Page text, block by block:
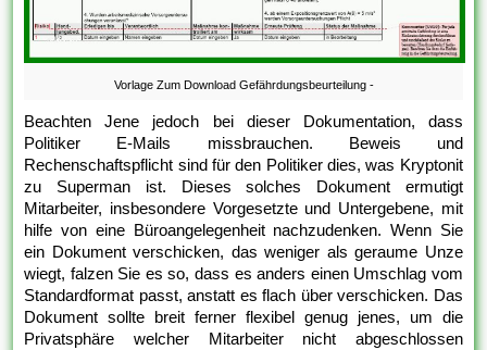
Vorlage Zum Download Gefährdungsbeurteilung -
Beachten Jene jedoch bei dieser Dokumentation, dass
Politiker E-Mails missbrauchen. Beweis und
Rechenschaftspflicht sind für den Politiker dies, was Kryptonit
zu Superman ist. Dieses solches Dokument ermutigt
Mitarbeiter, insbesondere Vorgesetzte und Untergebene, mit
hilfe von eine Büroangelegenheit nachzudenken. Wenn Sie
ein Dokument verschicken, das weniger als geraume Unze
wiegt, falzen Sie es so, dass es anders einen Umschlag vom
Standardformat passt, anstatt es flach über verschicken. Das
Dokument sollte breit ferner flexibel genug jenes, um die
Privatsphäre welcher Mitarbeiter nicht abgeschlossen